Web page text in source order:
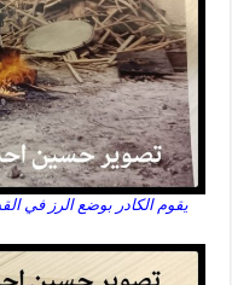
يقوم الكادر بوضع الرز في